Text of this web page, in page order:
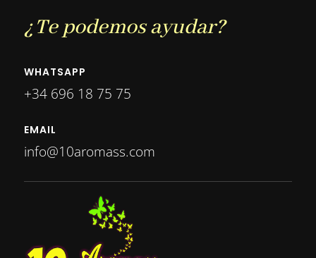
¿Te podemos ayudar?
WHATSAPP
+34 696 18 75 75
EMAIL
info@10aromass.com